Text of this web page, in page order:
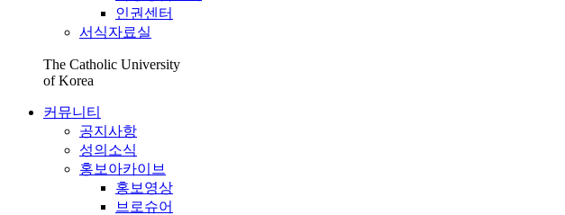
인권센터
서식자료실
The Catholic University
of Korea
커뮤니티
공지사항
성의소식
홍보아카이브
홍보영상
브로슈어